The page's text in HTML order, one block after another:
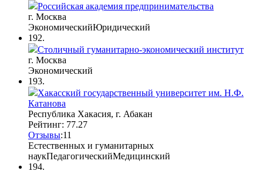
Российская академия предпринимательства
г. Москва
ЭкономическийЮридический
192.
Столичный гуманитарно-экономический институт
г. Москва
Экономический
193.
Хакасский государственный университет им. Н.Ф.
Катанова
Республика Хакасия, г. Абакан
Рейтинг: 77.27
Отзывы:11
Естественных и гуманитарных
наукПедагогическийМедицинский
194.